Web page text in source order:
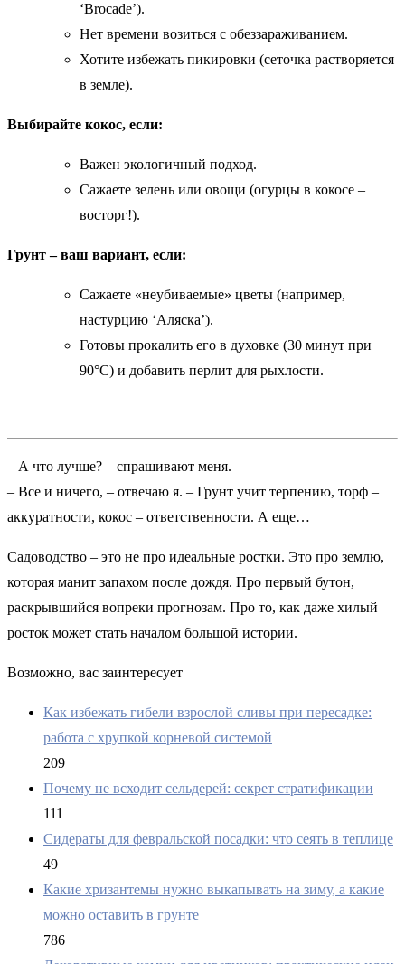
‘Brocade’).
Нет времени возиться с обеззараживанием.
Хотите избежать пикировки (сеточка растворяется
в земле).
Выбирайте кокос, если:
Важен экологичный подход.
Сажаете зелень или овощи (огурцы в кокосе –
восторг!).
Грунт – ваш вариант, если:
Сажаете «неубиваемые» цветы (например,
настурцию ‘Аляска’).
Готовы прокалить его в духовке (30 минут при
90°C) и добавить перлит для рыхлости.
– А что лучше? – спрашивают меня.
– Все и ничего, – отвечаю я. – Грунт учит терпению, торф –
аккуратности, кокос – ответственности. А еще…
Садоводство – это не про идеальные ростки. Это про землю,
которая манит запахом после дождя. Про первый бутон,
раскрывшийся вопреки прогнозам. Про то, как даже хилый
росток может стать началом большой истории.
Возможно, вас заинтересует
Как избежать гибели взрослой сливы при пересадке:
работа с хрупкой корневой системой
209
Почему не всходит сельдерей: секрет стратификации
111
Сидераты для февральской посадки: что сеять в теплице
49
Какие хризантемы нужно выкапывать на зиму, а какие
можно оставить в грунте
786